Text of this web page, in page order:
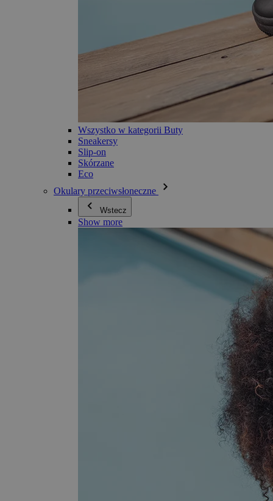
Wszystko w kategorii Buty
Sneakersy
Slip-on
Skórzane
Eco
Okulary przeciwsłoneczne
Wstecz
Show more